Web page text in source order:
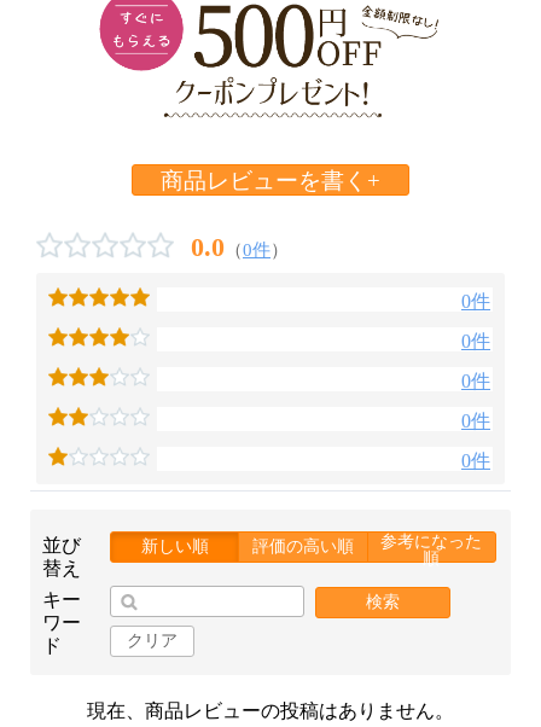
商品レビューを書く+
0.0 （0件）
0件
0件
0件
0件
0件
並び
替え
新しい順 評価の高い順
参考になった
順
キー
ワー
ド
検索
クリア
現在、商品レビューの投稿はありません。